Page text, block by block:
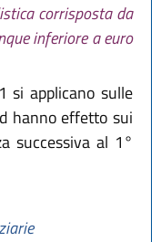
corrisposta da
inferiore a euro
si applicano sulle
hanno effetto sui
successiva al 1°